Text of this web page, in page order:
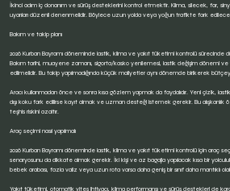
İkinci adım iç donanım ve sürüş desteklerini kontrol etmektir. Klima, silecek, far,
uyarıları düzenli denenmelidir. Böylece uzun yolda veya yoğun trafikte fark
Bakım ve takip planı
2026 Kurban Bayramı döneminde lastik, klima ve yakıt tüketimi kontrolü sürecinde
Bakım tarihi, muayene zamanı, sigorta/kasko yenilemesi, lastik değişim dönemi ve
edilmelidir. Bu takip yapılmadığında küçük maliyetler aynı dönemde birikerek
Aracı kullanmadan önce ve sonra kısa gözlem yapmak da faydalıdır. Yeni çizik, lastik
dışı koku fark edilirse kayıt almak ve uzman desteği istemek gerekir. Bu alışkanlık
teşhis riskini azaltır.
Araç seçimi nasıl yapılmalı
2026 Kurban Bayramı döneminde lastik, klima ve yakıt tüketimi kontrolü için araç
senaryosunu da dikkate almak gerekir. İki kişi ve az bagajla yapılacak kısa bir
bebek arabası, fazla valiz veya uzun rota varsa daha geniş bir sınıf daha mantıklı
Yakıt tüketimi, otomatik vites ihtiyacı, klima performansı ve sürüş destekleri de